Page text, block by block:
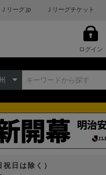
Ｊリーグ.jp Ｊリーグチケット
ログイン
日は除く）